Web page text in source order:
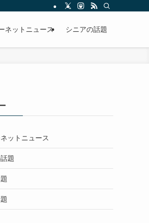
ネットニュース シニアの話題
ットニュース
題